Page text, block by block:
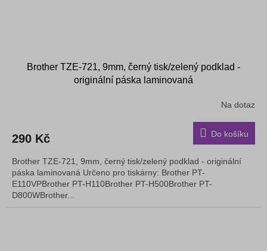
Brother TZE-721, 9mm, černý tisk/zelený podklad -
originální páska laminovaná
Na dotaz
290 Kč Do košíku
Brother TZE-721, 9mm, černý tisk/zelený podklad - originální
páska laminovaná Určeno pro tiskárny: Brother PT-
E110VPBrother PT-H110Brother PT-H500Brother PT-
D800WBrother...